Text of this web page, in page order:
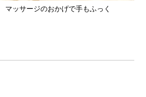
マッサージのおかげで手もふっく